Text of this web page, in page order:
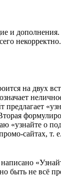
и
некорректно.
на двух
предлагает
«узнайте о
сайтах, т.
написано
быть не всё